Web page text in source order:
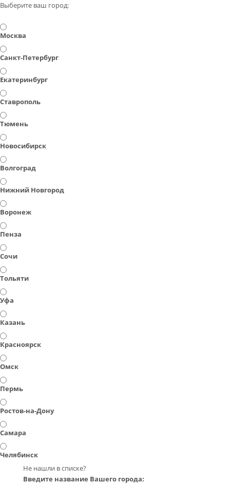
Выберите ваш город:
Москва
Санкт-Петербург
Екатеринбург
Ставрополь
Тюмень
Новосибирск
Волгоград
Нижний Новгород
Воронеж
Пенза
Сочи
Тольяти
Уфа
Казань
Красноярск
Омск
Пермь
Ростов-на-Дону
Самара
Челябинск
Не нашли в списке?
Введите название Вашего города: